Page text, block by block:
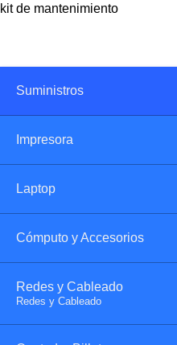
Suministros
Impresora
Laptop
Cómputo y Accesorios
Redes y Cableado
–
Redes y Cableado
kit de mantenimiento